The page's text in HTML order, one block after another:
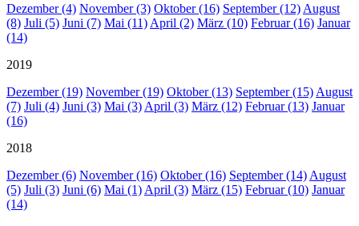
Dezember (4) November (3) Oktober (16) September (12) August
(8) Juli (5) Juni (7) Mai (11) April (2) März (10) Februar (16) Januar
(14)
2019
Dezember (19) November (19) Oktober (13) September (15) August
(7) Juli (4) Juni (3) Mai (3) April (3) März (12) Februar (13) Januar
(16)
2018
Dezember (6) November (16) Oktober (16) September (14) August
(5) Juli (3) Juni (6) Mai (1) April (3) März (15) Februar (10) Januar
(14)